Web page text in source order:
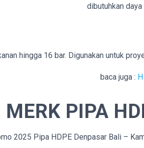
dibutuhkan
hingga 16 bar. Digunakan untuk
baca juga :
MERK PIPA
2025 Pipa HDPE Denpasar Bali –